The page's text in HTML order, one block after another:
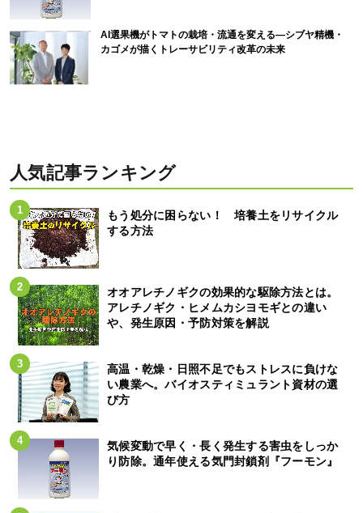
AI選果機がトマトの栽培・流通を変える―シブヤ精機・
カゴメが描くトレーサビリティ改革の未来
人気記事ランキング
もう処分に困らない！ 培養土をリサイクル
する方法
オオアレチノギクの効果的な駆除方法とは。
アレチノギク・ヒメムカシヨモギとの違い
や、発生原因・予防対策を解説
高温・乾燥・日照不足でもストレスに負けな
い農業へ。バイオスティミュラント資材の選
び方
気候変動で早く・長く発生する害虫をしっか
り防除。通年使える気門封鎖剤『フーモン』